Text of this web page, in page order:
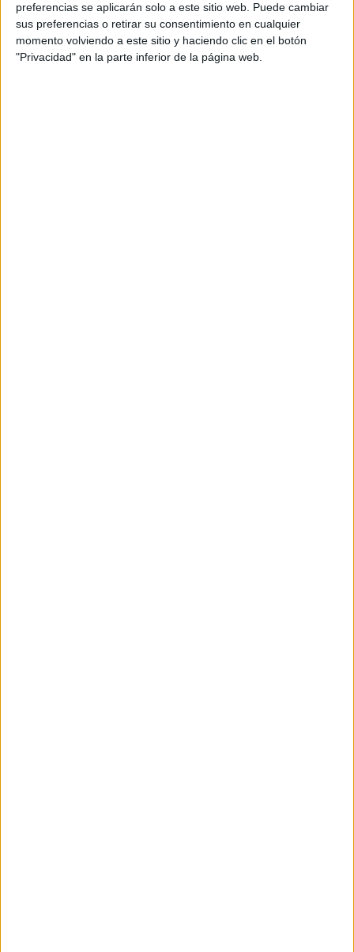
preferencias se aplicarán solo a este sitio web. Puede cambiar
sus preferencias o retirar su consentimiento en cualquier
momento volviendo a este sitio y haciendo clic en el botón
"Privacidad" en la parte inferior de la página web.
Recomendaciones de blogs